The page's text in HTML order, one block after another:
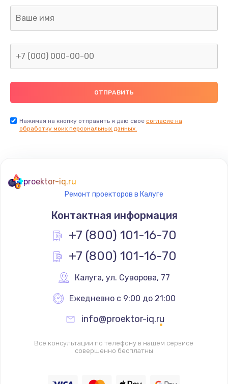
Заказать
Замена термопасты
1095 руб.
Заказать
Замена северного моста
1950 руб.
Заказать
Ремонт цепей питания
Замена жесткого диска
660 руб.
Заказать
Нажимая на кнопку отправить я даю свое согласие на
обработку моих персональных данных.
proektor-iq.ru
Ремонт проекторов в Калуге
Контактная информация
+7 (800) 101-16-70
+7 (800) 101-16-70
Калуга, ул. Суворова, 77
Ежедневно с 9:00 до 21:00
info@proektor-iq.ru
Все консультации по телефону в нашем сервисе
совершенно бесплатны